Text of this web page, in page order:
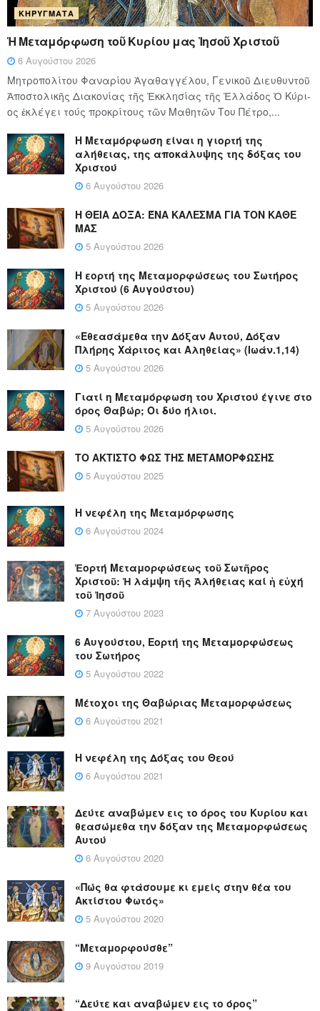
ΚΗΡΎΓΜΑΤΑ
Ἡ Μεταμόρφωση τοῦ Κυρίου μας Ἰησοῦ Χριστοῦ
6 Αυγούστου 2026
Μητροπολίτου Φαναρίου Ἀγαθαγγέλου, Γενικοῦ Διευθυντοῦ
Ἀποστολικῆς Διακονίας τῆς Ἐκκλησίας τῆς Ἑλλάδος Ὁ Κύ­ρι­
ος ἐκλέγει τούς προ­κρί­τους τῶν Μα­θη­τῶν Του Πέ­τρο,...
Η Μεταμόρφωση είναι η γιορτή της
αλήθειας, της αποκάλυψης της δόξας του
Χριστού
6 Αυγούστου 2026
Η ΘΕΙΑ ΔΟΞΑ: ΈΝΑ ΚΑΛΕΣΜΑ ΓΙΑ ΤΟΝ ΚΑΘΕ
ΜΑΣ
5 Αυγούστου 2026
Η εορτή της Μεταμορφώσεως του Σωτήρος
Χριστού (6 Αυγούστου)
5 Αυγούστου 2026
«Εθεασάμεθα την Δόξαν Αυτού, Δόξαν
Πλήρης Χάριτος και Αληθείας» (Ιωάν.1,14)
5 Αυγούστου 2026
Γιατί η Μεταμόρφωση του Χριστού έγινε στο
όρος Θαβώρ; Οι δύο ήλιοι.
5 Αυγούστου 2026
ΤΟ ΑΚΤΙΣΤΟ ΦΩΣ ΤΗΣ ΜΕΤΑΜΟΡΦΩΣΗΣ
5 Αυγούστου 2025
Η νεφέλη της Μεταμόρφωσης
6 Αυγούστου 2024
Ἑορτή Μεταμορφώσεως τοῦ Σωτῆρος
Χριστοῦ: Ἡ λάμψη τῆς Ἀλήθειας καί ἡ εὐχή
τοῦ Ἰησοῦ
7 Αυγούστου 2023
6 Αυγούστου, Εορτή της Μεταμορφώσεως
του Σωτήρος
5 Αυγούστου 2022
Μέτοχοι της Θαβώριας Μεταμορφώσεως
6 Αυγούστου 2021
Η νεφέλη της Δόξας του Θεού
6 Αυγούστου 2021
Δεύτε αναβώμεν εις το όρος του Κυρίου και
θεασώμεθα την δόξαν της Μεταμορφώσεως
Αυτού
6 Αυγούστου 2020
«Πώς θα φτάσουμε κι εμείς στην θέα του
Ακτίστου Φωτός»
5 Αυγούστου 2020
“Μεταμορφούσθε”
9 Αυγούστου 2019
“Δεύτε και αναβώμεν εις το όρος”